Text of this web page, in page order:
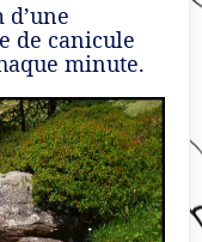
de canicule
minute.